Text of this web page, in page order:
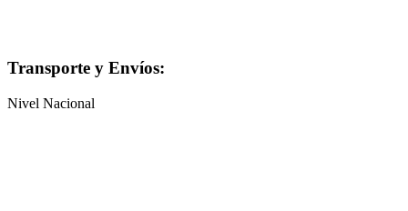
Transporte y Envíos:
Nivel Nacional